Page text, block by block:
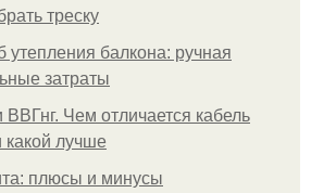
треску
балкона: ручная
затраты
Чем отличается кабель
какой лучше
плюсы и минусы